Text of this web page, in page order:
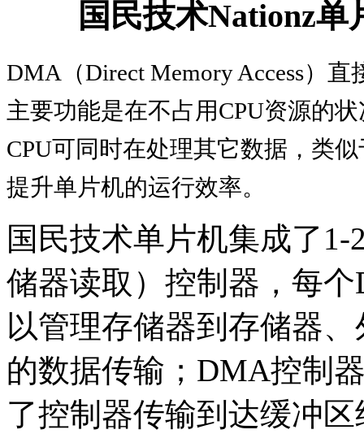
国民技术Nationz
DMA（Direct Memory Access）
主要功能是在不占用CPU资源的
CPU可同时在处理其它数据，类
提升单片机的运行效率。
国民技术单片机集成了1-
储器读取）控制 器，每
以管理存储器到存储器
的数据传输；DMA控制
了控制器传输到达缓冲